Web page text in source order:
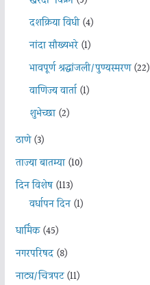
दशक्रिया विधी(4)
नांदा सौख्यभरे(1)
भावपूर्ण श्रद्धांजली/पुण्यस्मरण(22)
वाणिज्य वार्ता(1)
शुभेच्छा(2)
ठाणे(3)
ताज्या बातम्या(10)
दिन विशेष(113)
वर्धापन दिन(1)
धार्मिक(45)
नगरपरिषद(8)
नाट्य/चित्रपट(11)